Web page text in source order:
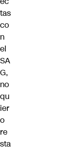
tas
co
n
el
SA
G,
no
qu
ier
o
re
sta